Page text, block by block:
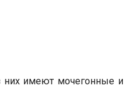
них имеют мочегонные и